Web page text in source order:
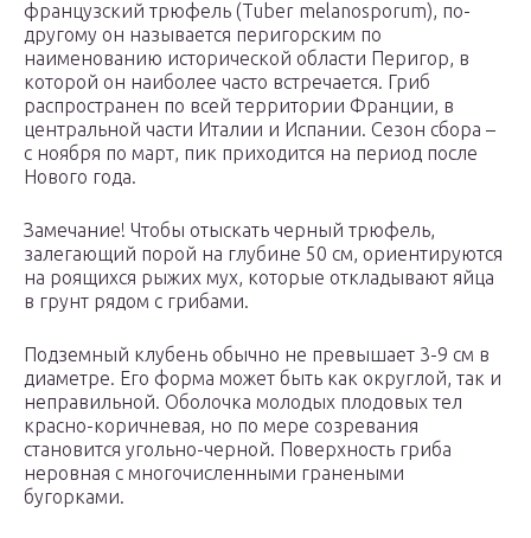
французский трюфель (Tuber melanosporum), по-
другому он называется перигорским по
наименованию исторической области Перигор, в
которой он наиболее часто встречается. Гриб
распространен по всей территории Франции, в
центральной части Италии и Испании. Сезон сбора –
с ноября по март, пик приходится на период после
Нового года.
Замечание! Чтобы отыскать черный трюфель,
залегающий порой на глубине 50 см, ориентируются
на роящихся рыжих мух, которые откладывают яйца
в грунт рядом с грибами.
Подземный клубень обычно не превышает 3-9 см в
диаметре. Его форма может быть как округлой, так и
неправильной. Оболочка молодых плодовых тел
красно-коричневая, но по мере созревания
становится угольно-черной. Поверхность гриба
неровная с многочисленными гранеными
бугорками.